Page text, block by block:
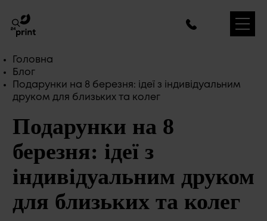
Головна
Блог
Подарунки на 8 березня: ідеї з індивідуальним
друком для близьких та колег
Подарунки на 8
березня: ідеї з
індивідуальним друком
для близьких та колег